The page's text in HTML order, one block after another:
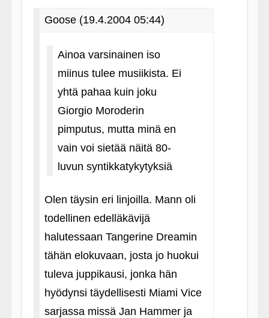
Goose (19.4.2004 05:44)
Ainoa varsinainen iso
miinus tulee musiikista. Ei
yhtä pahaa kuin joku
Giorgio Moroderin
pimputus, mutta minä en
vain voi sietää näitä 80-
luvun syntikkatykytyksiä
Olen täysin eri linjoilla. Mann oli
todellinen edelläkävijä
halutessaan Tangerine Dreamin
tähän elokuvaan, josta jo huokui
tuleva juppikausi, jonka hän
hyödynsi täydellisesti Miami Vice
sarjassa missä Jan Hammer ja